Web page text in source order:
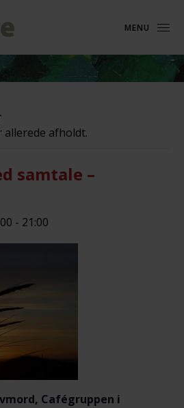
MENU
allerede afholdt.
samtale –
- 21:00
Cafégruppen i